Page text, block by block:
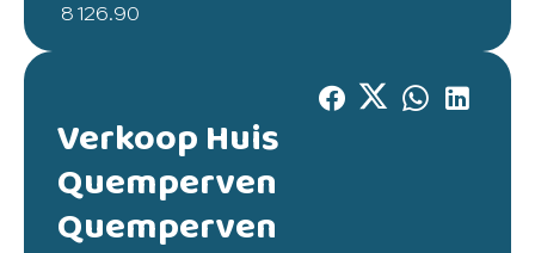
8 126.90
Verkoop Huis
Quemperven
Quemperven